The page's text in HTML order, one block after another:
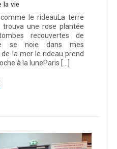
la vie
le rideauLa terre
trouva une rose plantée
recouvertes de
se noie dans mes
la mer le rideau prend
à la luneParis […]